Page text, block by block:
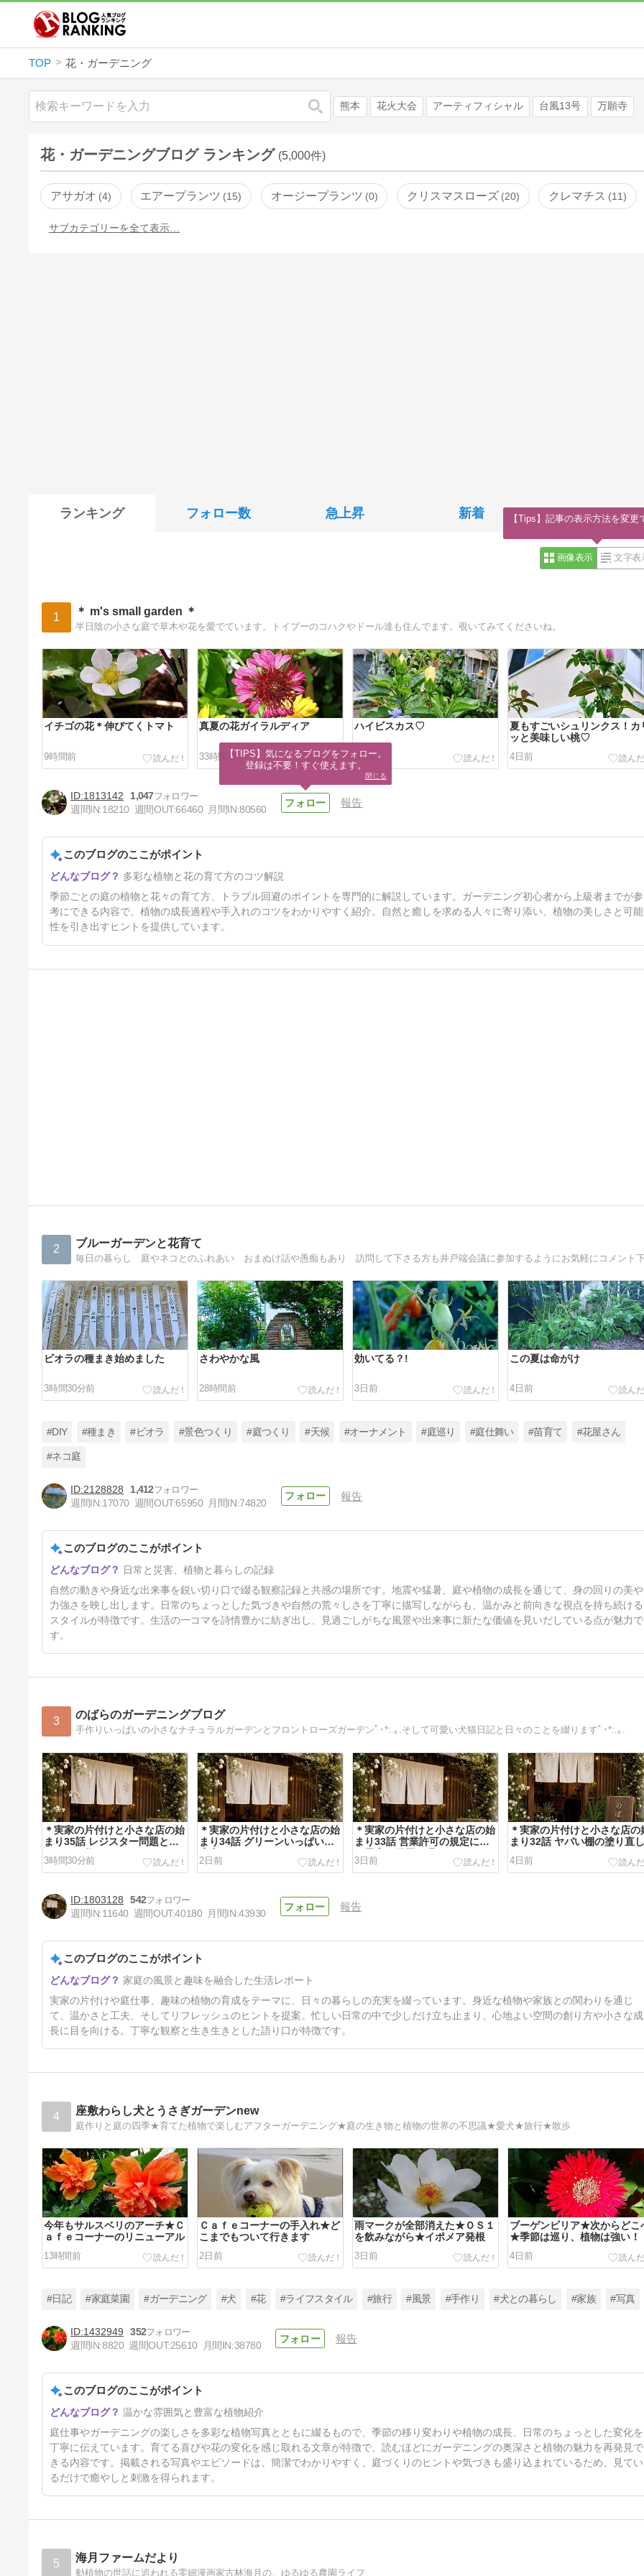
TOP 花・ガーデニング
検索 熊本 花火大会 アーティフィシャル 台風13号 万願寺
花・ガーデニングブログ ランキング (5,000件)
アサガオ 4 エアープランツ 15 オージープランツ 0 クリスマスローズ 20 クレマチス 11
サブカテゴリーを全て表示…
ランキング フォロー数 急上昇 新着
画像表示 文字表
1 ＊ m's small garden ＊
半日陰の小さな庭で草木や花を愛でています。トイプーのコハクやドール達も住んでます。覗いてみてくださいね。
イチゴの花＊伸びてくトマト
9時間前
真夏の花ガイラルディア
33時間前
ハイビスカス♡
3日前
夏もすごいシュリンクス！カ
ッと美味しい桃♡
4日前
はてなブログの皆様、裏技発見
です😄
5日前
1813142
1,047
週間IN:18210 週間OUT:66460 月間IN:80560
報告
このブログのここがポイント
多彩な植物と花の育て方のコツ解説
季節ごとの庭の植物と花々の育て方、トラブル回避のポイントを専門的に解説しています。ガーデニング初心者から上級者までが参
考にできる内容で、植物の成長過程や手入れのコツをわかりやすく紹介。自然と癒しを求める人々に寄り添い、植物の美しさと可能
性を引き出すヒントを提供しています。
2 ブルーガーデンと花育て
ビオラの種まき始めました
3時間30分前
さわやかな風
28時間前
効いてる？!
3日前
この夏は命がけ
4日前
水不足で桜の葉が散ってる
#DIY #種まき #ビオラ #景色つくり #庭つくり #天候 #オーナメント #庭巡り #庭仕舞い #苗育て #花屋さん
#ネコ庭
2128828
1,412
週間IN:17070 週間OUT:65950 月間IN:74820
報告
このブログのここがポイント
日常と災害、植物と暮らしの記録
自然の動きや身近な出来事を鋭い切り口で綴る観察記録と共感の場所です。地震や猛暑、庭や植物の成長を通じて、身の回りの美や
力強さを映し出します。日常のちょっとした気づきや自然の荒々しさを丁寧に描写しながらも、温かみと前向きな視点を持ち続ける
スタイルが特徴です。生活の一コマを詩情豊かに紡ぎ出し、見過ごしがちな風景や出来事に新たな価値を見いだしている点が魅力で
す。
3 のばらのガーデニングブログ
手作りいっぱいの小さなナチュラルガーデンとフロントローズガーデンﾟ･*:.｡.そして可愛い犬猫日記と日々のことを綴りますﾟ･*:.｡.
＊実家の片付けと小さな店の始
まり35話 レジスター問題とコ
ースター作り
3時間30分前
＊実家の片付けと小さな店の始
まり34話 グリーンいっぱいの
店内にしたいから
2日前
＊実家の片付けと小さな店の始
まり33話 営業許可の規定に伴
い天窓に網戸を張る
3日前
＊実家の片付けと小さな店の
まり32話 ヤバい棚の塗り直
4日前
＊実家の片付けと小さな店の始
まり31話 錆びたステンレスの
5日前
1803128
542
週間IN:11640 週間OUT:40180 月間IN:43930
報告
このブログのここがポイント
家庭の風景と趣味を融合した生活レポート
実家の片付けや庭仕事、趣味の植物の育成をテーマに、日々の暮らしの充実を綴っています。身近な植物や家族との関わりを通じ
て、温かさと工夫、そしてリフレッシュのヒントを提案。忙しい日常の中で少しだけ立ち止まり、心地よい空間の創り方や小さな成
長に目を向ける。丁寧な観察と生き生きとした語り口が特徴です。
4 座敷わらし犬とうさぎガーデンnew
庭作りと庭の四季★育てた植物で楽しむアフターガーデニング★庭の生き物と植物の世界の不思議★愛犬★旅行★散歩
今年もサルスベリのアーチ★Ｃ
ａｆｅコーナーのリニューアル
13時間前
Ｃａｆｅコーナーの手入れ★ど
こまでもついて行きます
2日前
雨マークが全部消えた★ＯＳ１
を飲みながら★イポメア発根
3日前
ブーゲンビリア★次からどこ
★季節は巡り、植物は強い！
4日前
★植えたい虫が★冷やし甘酒
5日前
#日記 #家庭菜園 #ガーデニング #犬 #花 #ライフスタイル #旅行 #風景 #手作り #犬との暮らし #家族 #写真
1432949
352
週間IN:8820 週間OUT:25610 月間IN:38780
報告
このブログのここがポイント
温かな雰囲気と豊富な植物紹介
庭仕事やガーデニングの楽しさを多彩な植物写真とともに綴るもので、季節の移り変わりや植物の成長、日常のちょっとした変化を
丁寧に伝えています。育てる喜びや花の変化を感じ取れる文章が特徴で、読むほどにガーデニングの奥深さと植物の魅力を再発見で
きる内容です。掲載される写真やエピソードは、簡潔でわかりやすく、庭づくりのヒントや気づきも盛り込まれているため、見てい
るだけで癒やしと刺激を得られます。
5 海月ファームだより
動植物の世話に追われる零細漫画家古林海月の、ゆるゆる農園ライフ
【TIPS】気になるブログをフォロー。
登録は不要！すぐ使えます。
閉じる
【Tips】記事の表示方法を変更